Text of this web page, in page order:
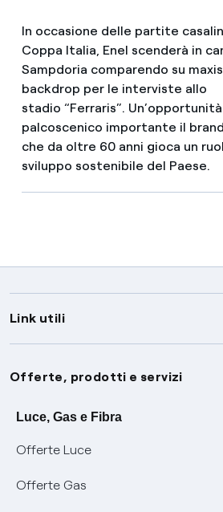
In occasione delle partite
Coppa Italia, Enel scenderà in
Sampdoria comparendo su
backdrop per le interviste allo
stadio “Ferraris”.
palcoscenico importante il
che da oltre 60 anni gioca un
sviluppo sostenibile del Paese.
Link utili
Assistenza
Avvisi
SOS luce e gas
Conciliazioni e risoluzione delle
Servizi
Offerte, prodotti e servizi
Luce, Gas e Fibra
Offerte Luce
Offerte Gas